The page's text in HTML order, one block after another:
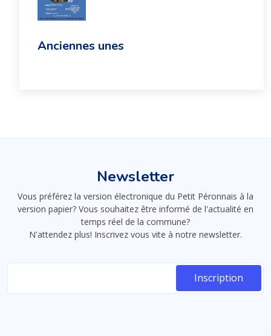
Anciennes unes
Newsletter
Vous préférez la version électronique du Petit Péronnais à la
version papier? Vous souhaitez être informé de l'actualité en
temps réel de la commune?
N'attendez plus! Inscrivez vous vite à notre newsletter.